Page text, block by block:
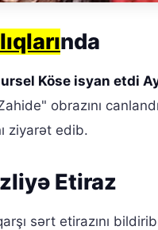
nda
Köse isyan etdi
obrazını
ziyarət edib.
Etiraz
sərt etirazını